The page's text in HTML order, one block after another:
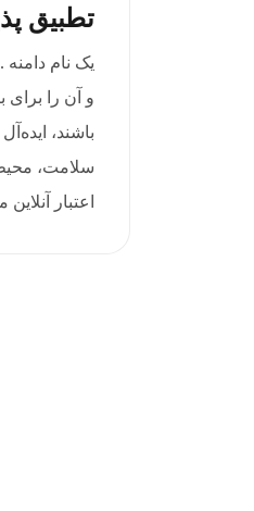
تطبیق
و آن را برای
باشند،
سلامت،
اعتبار